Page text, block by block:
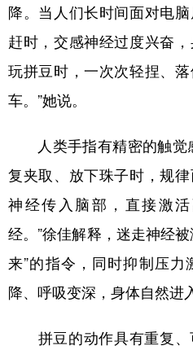
降。当人们长时间面对电
赶时，交感神经过度兴奋
玩拼豆时，一次次轻捏、
车。”她说。
人类手指有精密的触觉
复夹取、放下珠子时，规
神经传入脑部，直接激
经。”徐佳解释，迷走神经
来”的指令，同时抑制压
降、呼吸变深，身体自然进
拼豆的动作具有重复、